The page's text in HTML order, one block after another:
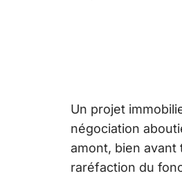
Un projet
négociation
amont, bien
raréfaction du